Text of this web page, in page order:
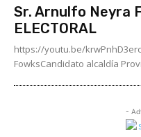
Sr. Arnulfo Neyra
ELECTORAL
https://youtu.be/
FowksCandidato alcaldía
-